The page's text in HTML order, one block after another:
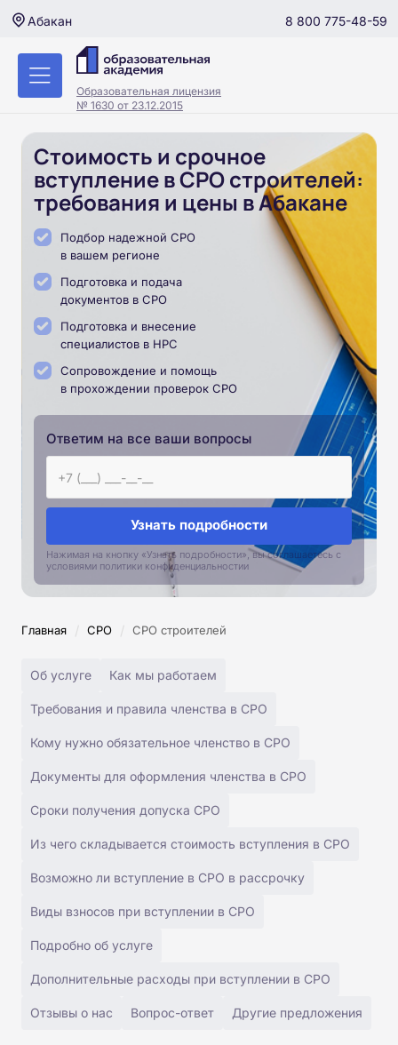
Абакан 8 800 775-48-59
Образовательная лицензия
№ 1630 от 23.12.2015
Стоимость и срочное
вступление в СРО строителей:
требования и цены в Абакане
Подбор надежной СРО
в вашем регионе
Подготовка и подача
документов в СРО
Подготовка и внесение
специалистов в НРС
Сопровождение и помощь
в прохождении проверок СРО
Ответим на все ваши вопросы
Узнать подробности
Нажимая на кнопку «Узнать подробности», вы соглашаетесь с
условиями политики конфиденциальностии
Главная / СРО / СРО строителей
Об услуге Как мы работаем
Требования и правила членства в СРО
Кому нужно обязательное членство в СРО
Документы для оформления членства в СРО
Сроки получения допуска СРО
Из чего складывается стоимость вступления в СРО
Возможно ли вступление в СРО в рассрочку
Виды взносов при вступлении в СРО
Подробно об услуге
Дополнительные расходы при вступлении в СРО
Отзывы о нас Вопрос-ответ Другие предложения